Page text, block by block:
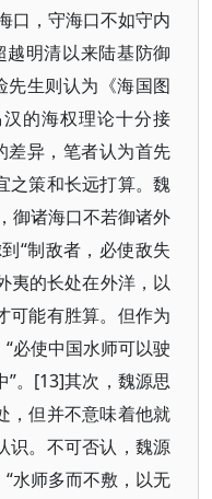
口，守海口不如守内
明清以来陆基防御
生则认为《海国图
的海权理论十分接
差异，笔者认为首先
之策和长远打算。魏
御诸海口不若御诸外
“制敌者，必使敌失
夷的长处在外洋，以
可能有胜算。但作为
必使中国水师可以驶
。[13]其次，魏源思
，但并不意味着他就
识。不可否认，魏源
水师多而不敷，以无